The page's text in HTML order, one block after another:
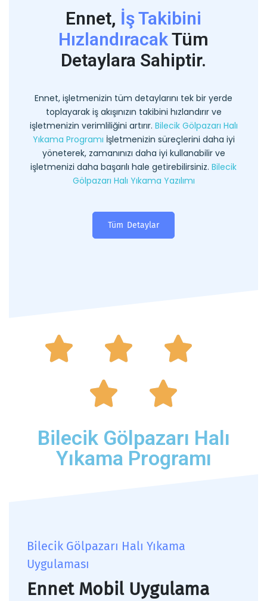
Ennet, İş Takibini
HızlandıracakTüm
Detaylara Sahiptir.
Ennet, işletmenizin tüm detaylarını tek bir yerde
toplayarak iş akışınızın takibini hızlandırır ve
işletmenizin verimliliğini artırır. Bilecik Gölpazarı Halı
Yıkama Programı İşletmenizin süreçlerini daha iyi
yöneterek, zamanınızı daha iyi kullanabilir ve
işletmenizi daha başarılı hale getirebilirsiniz. Bilecik
Gölpazarı Halı Yıkama Yazılımı
Tüm Detaylar
 



Bilecik Gölpazarı Halı
Yıkama Programı
Bilecik Gölpazarı Halı Yıkama
Uygulaması
Ennet Mobil Uygulama